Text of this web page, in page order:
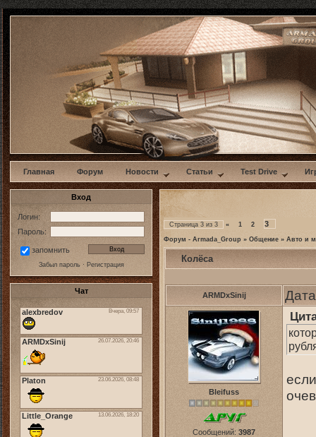
w
Главная Форум Новости Статьи Test Drive
Вход
Логин:
Пароль:
запомнить
Забыл пароль· Регистрация
Чат
Страница 3 из 3 « 1 2 3
Форум - Armada_Group » Общение » Авто и
Колёса
ARMDxSinij
Bleifuss
Сообщений: 3987